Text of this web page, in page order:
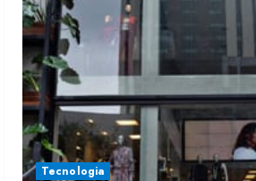
megastore
Tecnologia
2
Renata Caixeta
Sou de Algodão
5 de agosto de 2026